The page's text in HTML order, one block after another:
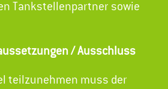
Tankstellenpartner sowie
/ Ausschluss
teilzunehmen muss der